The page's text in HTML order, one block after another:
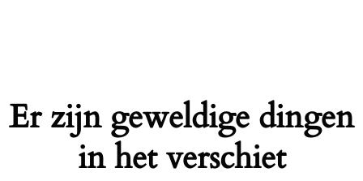
Er zijn geweldige dingen
in het verschiet